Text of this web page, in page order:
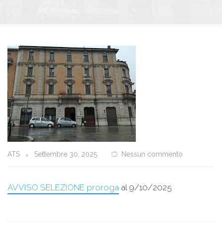
ATS Settembre 30, 2025 Nessun commento
AVVISO SELEZIONE proroga al 9/10/2025